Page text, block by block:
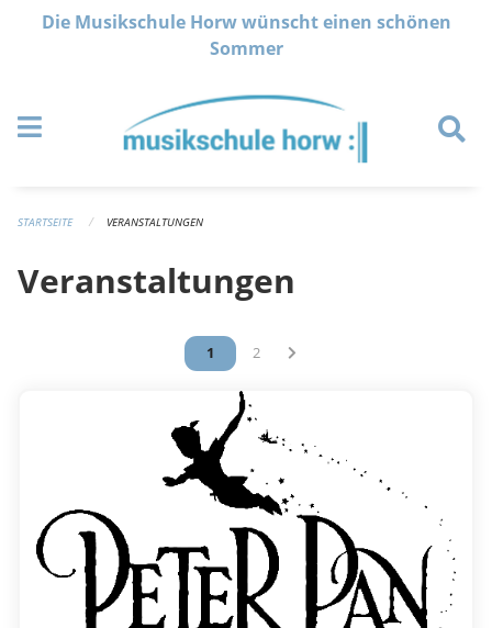
Navigation überspringen
Die Musikschule Horw wünscht einen schönen
Sommer
STARTSEITE VERANSTALTUNGEN
Veranstaltungen
Vous êtes sur la page
1 Vous êtes sur la page
2